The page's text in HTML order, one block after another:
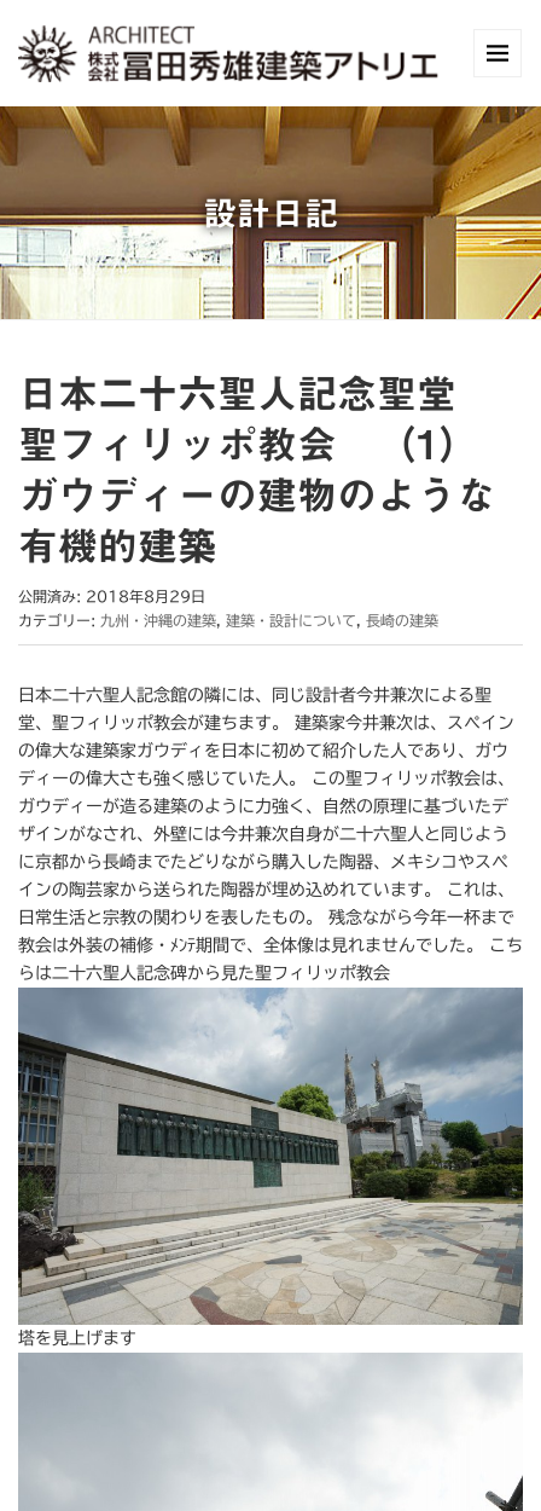
設計日記
日本二十六聖人記念聖堂
聖フィリッポ教会 （1）
ガウディーの建物のような
有機的建築
公開済み: 2018年8月29日
カテゴリー: 九州・沖縄の建築 建築・設計について 長崎の建築
日本二十六聖人記念館の隣には、同じ設計者今井兼次による聖
堂、聖フィリッポ教会が建ちます。 建築家今井兼次は、スペイン
の偉大な建築家ガウディを日本に初めて紹介した人であり、ガウ
ディーの偉大さも強く感じていた人。 この聖フィリッポ教会は、
ガウディーが造る建築のように力強く、自然の原理に基づいたデ
ザインがなされ、外壁には今井兼次自身が二十六聖人と同じよう
に京都から長崎までたどりながら購入した陶器、メキシコやスペ
インの陶芸家から送られた陶器が埋め込めれています。 これは、
日常生活と宗教の関わりを表したもの。 残念ながら今年一杯まで
教会は外装の補修・ﾒﾝﾃ期間で、全体像は見れませんでした。 こち
らは二十六聖人記念碑から見た聖フィリッポ教会
塔を見上げます